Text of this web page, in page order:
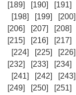
[189]
[190] [191]
[198]
[199] [200]
[206]
[207] [208]
[215]
[216] [217]
[224]
[225] [226]
[232]
[233] [234]
[241]
[242] [243]
[249]
[250] [251]